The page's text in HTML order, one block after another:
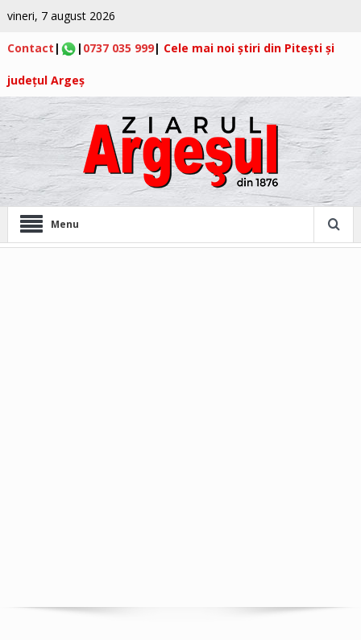
vineri, 7 august 2026
Contact | | 0737 035 999| Cele mai noi știri din Pitești și
județul Argeș
Menu